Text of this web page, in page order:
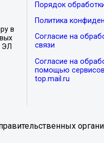
в
ЭЛ
Порядок
Политика
Согласие на
связи
Согласие на
помощью сервисов
top.mail.ru